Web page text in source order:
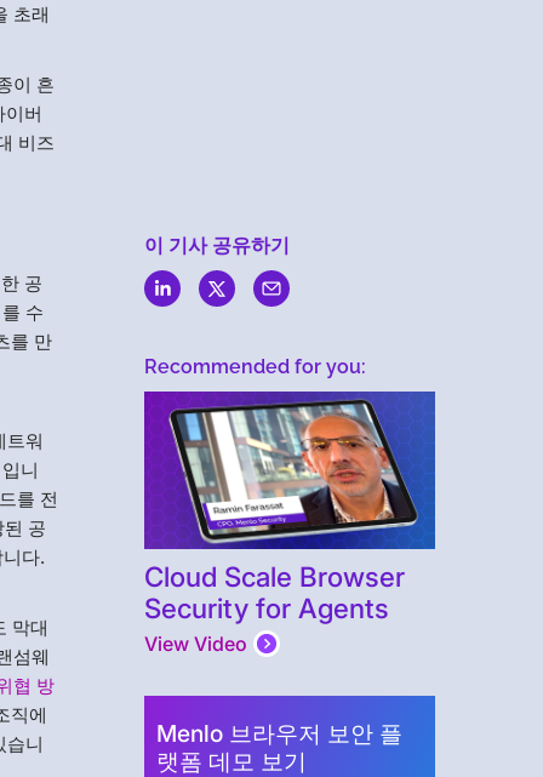
초래
이 흔
이버
비즈
공
수
를 만
트워
니
를 전
공
다.
막대
섬웨
협 방
직에
습니
이 기사 공유하기
Recommended for you:
Cloud Scale Browser
Security for Agents
View Video
Menlo 브라우저 보안 플
랫폼 데모 보기